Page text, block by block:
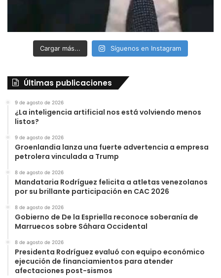
Cargar más... Síguenos en Instagram
Últimas publicaciones
9 de agosto de 2026
¿La inteligencia artificial nos está volviendo menos
listos?
9 de agosto de 2026
Groenlandia lanza una fuerte advertencia a empresa
petrolera vinculada a Trump
8 de agosto de 2026
Mandataria Rodríguez felicita a atletas venezolanos
por su brillante participación en CAC 2026
8 de agosto de 2026
Gobierno de De la Espriella reconoce soberanía de
Marruecos sobre Sáhara Occidental
8 de agosto de 2026
Presidenta Rodríguez evaluó con equipo económico
ejecución de financiamientos para atender
afectaciones post-sismos